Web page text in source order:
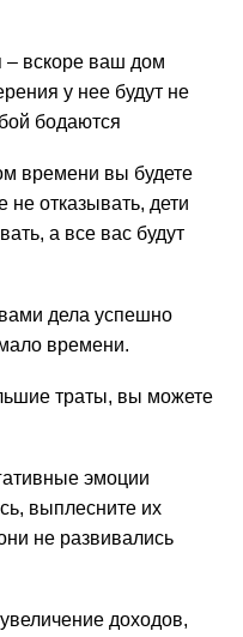
– вскоре ваш дом
у нее будут не
бодаются
времени вы будете
не отказывать, дети
а все вас будут
дела успешно
времени.
траты, вы можете
эмоции
выплесните их
не развивались
доходов,